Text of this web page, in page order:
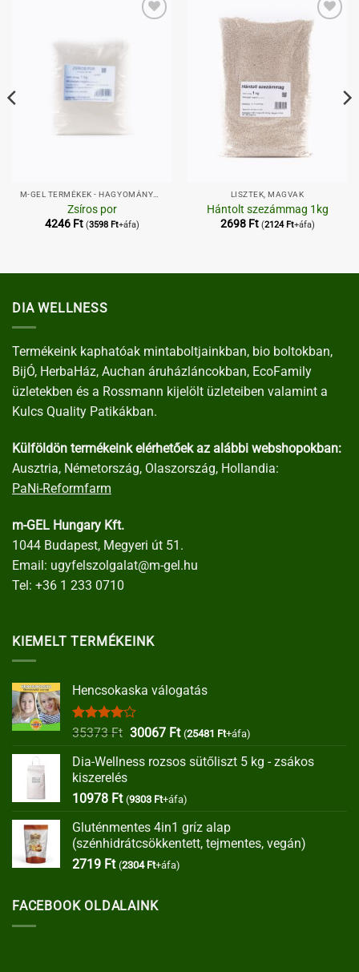
M-GEL TERMÉKEK - HAGYOMÁNYOS,
Zsíros por
4246 Ft (3598 Ft+áfa)
Kedvenceimhez
LISZTEK, MAGVAK
Hántolt szezámmag 1kg
2698 Ft (2124 Ft+áfa)
DIA WELLNESS
Termékeink kaphatóak mintaboltjainkban, bio boltokban,
BijÓ, HerbaHáz, Auchan áruházláncokban, EcoFamily
üzletekben és a Rossmann kijelölt üzleteiben valamint a
Kulcs Quality Patikákban.
Külföldön termékeink elérhetőek az alábbi webshopokban:
Ausztria, Németország, Olaszország, Hollandia:
PaNi-Reformfarm
m-GEL Hungary Kft.
1044 Budapest, Megyeri út 51.
Email: ugyfelszolgalat@m-gel.hu
Tel: +36 1 233 0710
KIEMELT TERMÉKEINK
Hencsokaska válogatás
Értékelés:
35373Ft Original
was:
30067 FtCurrent
is:
(25481 Ft+áfa)
Dia-Wellness rozsos sütőliszt 5 kg - zsákos
kiszerelés
10978 Ft (9303 Ft+áfa)
Gluténmentes 4in1 gríz alap
(szénhidrátcsökkentett, tejmentes, vegán)
2719 Ft (2304 Ft+áfa)
FACEBOOK OLDALAINK